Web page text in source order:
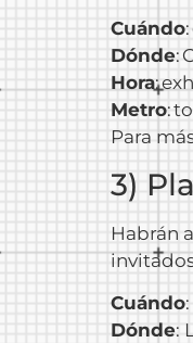
Cuándo
Dónde:
Hora:
Metro:
Para
3)
Habrán
Cuándo
Dónde: